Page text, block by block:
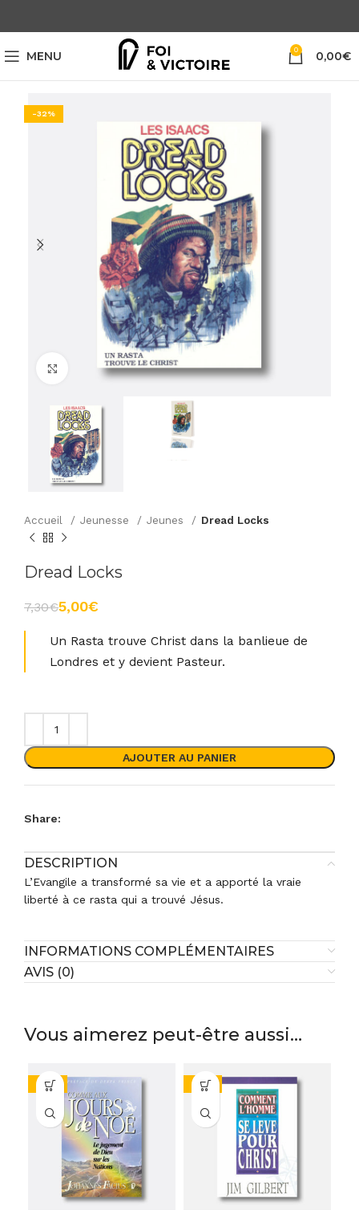
MENU 0 0,00€
-32%
Agrandir
Accueil Jeunesse Jeunes Dread Locks
Dread Locks
7,30€5,00€
Un Rasta trouve Christ dans la banlieue de
Londres et y devient Pasteur.
AJOUTER AU PANIER
Share:
DESCRIPTION
L’Evangile a transformé sa vie et a apporté la vraie
liberté à ce rasta qui a trouvé Jésus.
INFORMATIONS COMPLÉMENTAIRES
AVIS (0)
Vous aimerez peut-être aussi…
-58% -53%